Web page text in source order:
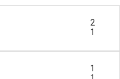
2
1
1